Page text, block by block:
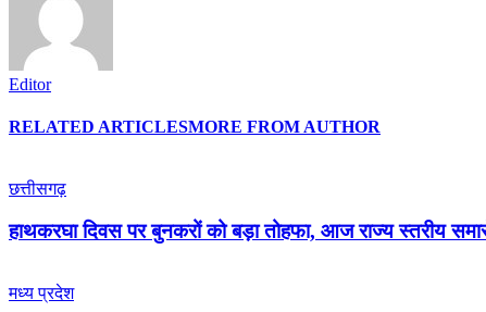
Editor
RELATED ARTICLESMORE FROM AUTHOR
छत्तीसगढ़
हाथकरघा दिवस पर बुनकरों को बड़ा तोहफा, आज राज्य स्तरीय
मध्य प्रदेश